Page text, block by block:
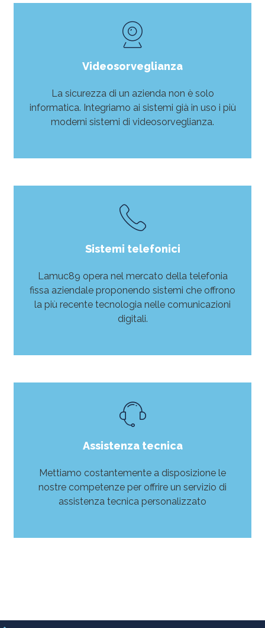
Videosorveglianza
La sicurezza di un azienda non è solo
informatica. Integriamo ai sistemi già in uso i più
moderni sistemi di videosorveglianza.
LEGGI DI PIÙ
Sistemi telefonici
Lamuc89 opera nel mercato della telefonia
fissa aziendale proponendo sistemi che offrono
la più recente tecnologia nelle comunicazioni
digitali.
LEGGI DI PIÙ
Assistenza tecnica
Mettiamo costantemente a disposizione le
nostre competenze per offrire un servizio di
assistenza tecnica personalizzato
LEGGI DI PIÙ